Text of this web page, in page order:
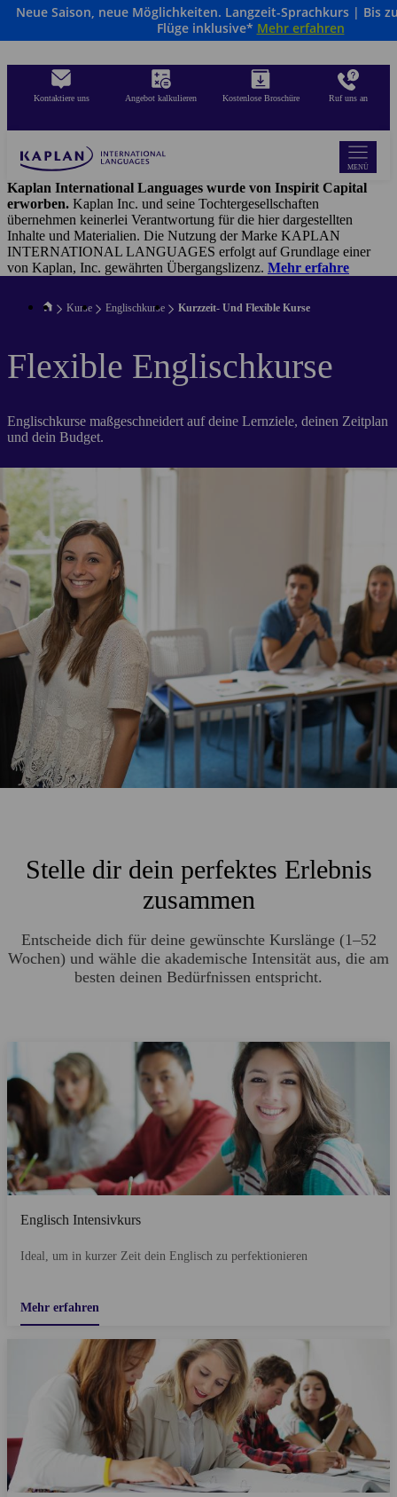
Direkt
Kontaktiere uns Angebot kalkulieren Kostenlose Broschüre Ruf uns an
MENÜ
Kaplan International Languages wurde von Inspirit Capital
erworben. Kaplan Inc. und seine Tochtergesellschaften
übernehmen keinerlei Verantwortung für die hier dargestellten
Inhalte und Materialien. Die Nutzung der Marke KAPLAN
INTERNATIONAL LANGUAGES erfolgt auf Grundlage einer
von Kaplan, Inc. gewährten Übergangslizenz. Mehr erfahre
Neue Saison, neue Möglichkeiten. Langzeit-Sprachkurs | Bis
Flüge inklusive* Mehr erfahren
Kurse Englischkurse Kurzzeit- Und Flexible Kurse
Flexible Englischkurse
Englischkurse maßgeschneidert auf deine Lernziele, deinen Zeitplan
und dein Budget.
Stelle dir dein perfektes Erlebnis
zusammen
Entscheide dich für deine gewünschte Kurslänge (1–52
Wochen) und wähle die akademische Intensität aus, die am
besten deinen Bedürfnissen entspricht.
Englisch Intensivkurs
Ideal, um in kurzer Zeit dein Englisch zu perfektionieren
Mehr erfahren